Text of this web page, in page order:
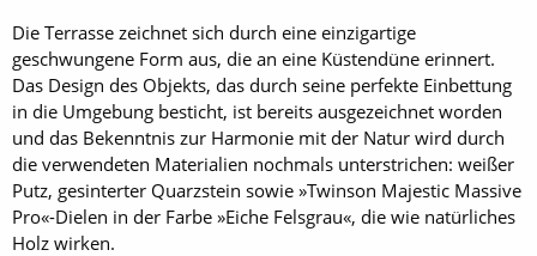
Die Terrasse zeichnet sich durch eine einzigartige
geschwungene Form aus, die an eine Küstendüne erinnert.
Das Design des Objekts, das durch seine perfekte Einbettung
in die Umgebung besticht, ist bereits ausgezeichnet worden
und das Bekenntnis zur Harmonie mit der Natur wird durch
die verwendeten Materialien nochmals unterstrichen: weißer
Putz, gesinterter Quarzstein sowie »Twinson Majestic Massive
Pro«-Dielen in der Farbe »Eiche Felsgrau«, die wie natürliches
Holz wirken.